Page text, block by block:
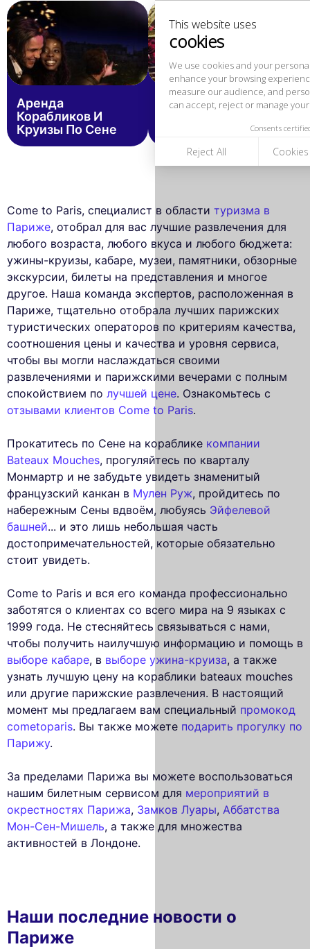
measure our audience, and personalize the ads shown to you. You
can accept, reject or manage your preferences at any time.
Consents certified by
Reject All Cookies Settings Accept and close
Аренда
Корабликов И
Круизы По Сене
Кабаре В Париже
Come to Paris, специалист в области туризма в
Париже, отобрал для вас лучшие развлечения для
любого возраста, любого вкуса и любого бюджета:
ужины-круизы, кабаре, музеи, памятники, обзорные
экскурсии, билеты на представления и многое
другое. Наша команда экспертов, расположенная в
Париже, тщательно отобрала лучших парижских
туристических операторов по критериям качества,
соотношения цены и качества и уровня сервиса,
чтобы вы могли наслаждаться своими
развлечениями и парижскими вечерами с полным
спокойствием по лучшей цене. Ознакомьтесь с
отзывами клиентов Come to Paris.
Прокатитесь по Сене на кораблике компании
Bateaux Mouches, прогуляйтесь по кварталу
Монмартр и не забудьте увидеть знаменитый
французский канкан в Мулен Руж, пройдитесь по
набережным Сены вдвоём, любуясь Эйфелевой
башней... и это лишь небольшая часть
достопримечательностей, которые обязательно
стоит увидеть.
Come to Paris и вся его команда профессионально
заботятся о клиентах со всего мира на 9 языках с
1999 года. Не стесняйтесь связываться с нами,
чтобы получить наилучшую информацию и помощь в
выборе кабаре, в выборе ужина-круиза, а также
узнать лучшую цену на кораблики bateaux mouches
или другие парижские развлечения. В настоящий
момент мы предлагаем вам специальный промокод
cometoparis. Вы также можете подарить прогулку по
Парижу.
За пределами Парижа вы можете воспользоваться
нашим билетным сервисом для мероприятий в
окрестностях Парижа, Замков Луары, Аббатства
Мон-Сен-Мишель, а также для множества
активностей в Лондоне.
Наши последние новости о
Париже